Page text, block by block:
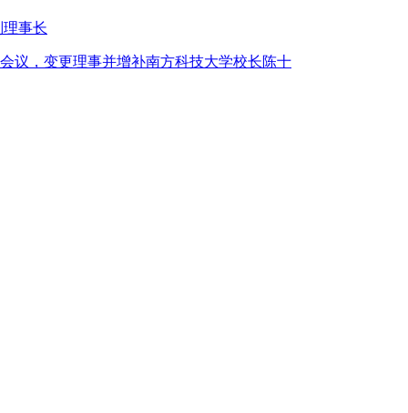
事长
议，变更理事并增补南方科技大学校长陈十